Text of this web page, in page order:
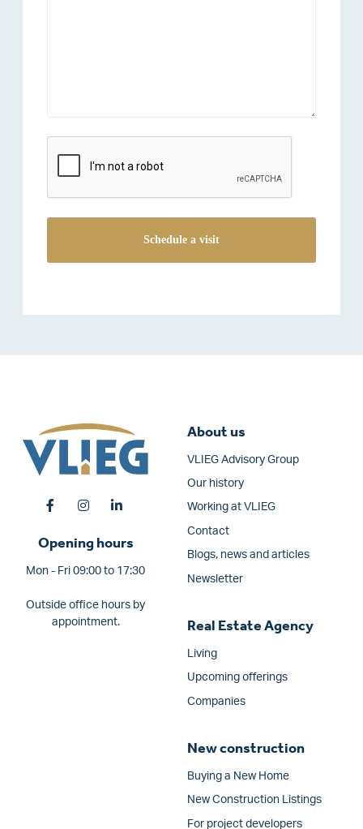
Opening hours
Mon - Fri 09:00 to 17:30
Outside office hours by
appointment.
About us
VLIEG Advisory Group
Our history
Working at VLIEG
Contact
Blogs, news and articles
Newsletter
Real Estate Agency
Living
Upcoming offerings
Companies
New construction
Buying a New Home
New Construction Listings
For project developers